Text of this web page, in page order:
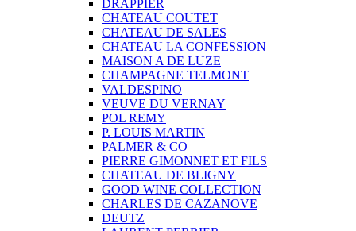
DRAPPIER
CHATEAU COUTET
CHATEAU DE SALES
CHATEAU LA CONFESSION
MAISON A DE LUZE
CHAMPAGNE TELMONT
VALDESPINO
VEUVE DU VERNAY
POL REMY
P. LOUIS MARTIN
PALMER & CO
PIERRE GIMONNET ET FILS
CHATEAU DE BLIGNY
GOOD WINE COLLECTION
CHARLES DE CAZANOVE
DEUTZ